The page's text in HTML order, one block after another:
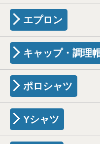
エプロン
キャップ・調理
ポロシャツ
Yシャツ